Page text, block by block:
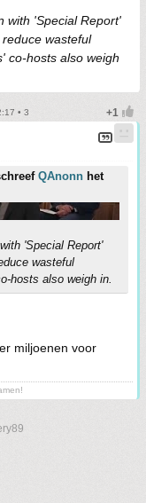
with 'Special Report'
wasteful
co-hosts also weigh
• 3
QAnonn het
'Special Report'
wasteful
hosts also weigh in.
miljoenen voor